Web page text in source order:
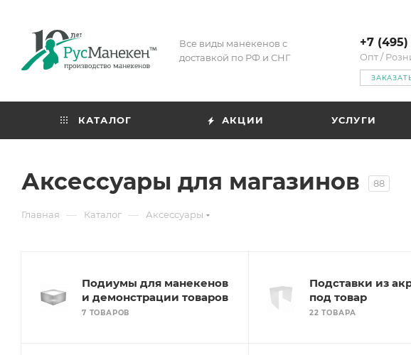
Все виды манекенов с
доставкой по РФ и СНГ
+7
Опт /
КАТАЛОГ АКЦИИ УСЛУГИ
Аксессуары для магазинов 88
Главная — Каталог — Аксессуары
Подиумы для манекенов
и демонстрации товаров
7 ТОВАРОВ
Подставки из
под товар
22 ТОВАРА